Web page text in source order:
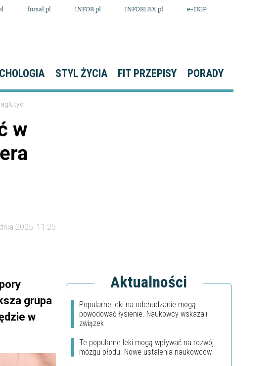
forsal.pl INFOR.pl INFORLEX.pl e-DGP
STYL ŻYCIA FIT PRZEPISY PORADY
w
2025, 11:25
grupa
w
Aktualności
Popularne leki na odchudzanie mogą
powodować łysienie. Naukowcy wskazali
związek
Te popularne leki mogą wpływać na rozwój
mózgu płodu. Nowe ustalenia naukowców